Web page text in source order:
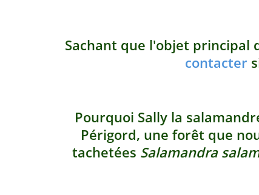
Sachant que l'objet principal
contacter
Pourquoi Sally la
Périgord, une forêt que
tachetées Salamandra